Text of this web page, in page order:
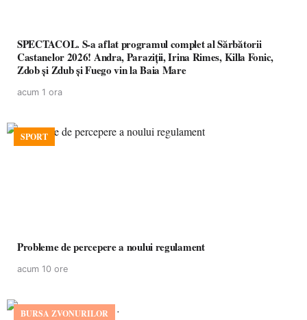
SPECTACOL. S-a aflat programul complet al Sărbătorii
Castanelor 2026! Andra, Paraziții, Irina Rimes, Killa Fonic,
Zdob și Zdub și Fuego vin la Baia Mare
acum 1 ora
SPORT
Probleme de percepere a noului regulament
acum 10 ore
BURSA ZVONURILOR